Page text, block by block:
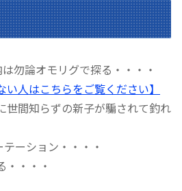
勿論オモリグで探る・・・・
い人はこちらをご覧ください】
世間知らずの新子が騙されて釣れ
ーション・・・・
・・・・